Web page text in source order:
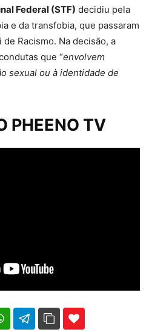
Federal (STF) decidiu pela
e da transfobia, que passaram
Racismo. Na decisão, a
que “envolvem
sexual ou à identidade de
PHEENO TV